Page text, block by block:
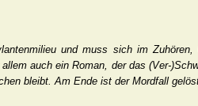
und muss sich im
auch ein Roman, der das (Ver-
bleibt. Am Ende ist der Mordfall